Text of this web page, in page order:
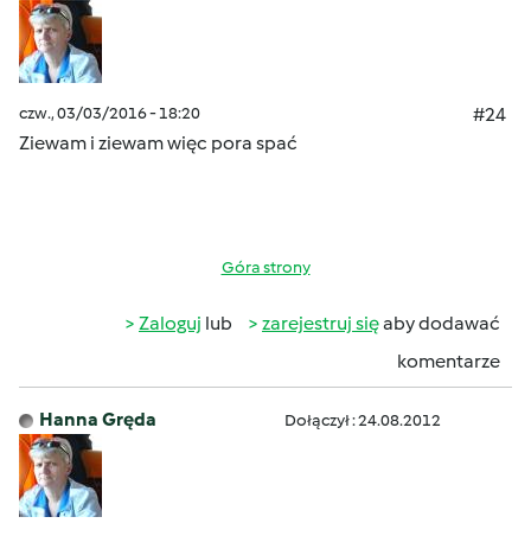
czw., 03/03/2016 - 18:20
#24
Ziewam i ziewam więc pora spać
Góra strony
Zaloguj lub zarejestruj sięaby dodawać
komentarze
Hanna Gręda Dołączył : 24.08.2012